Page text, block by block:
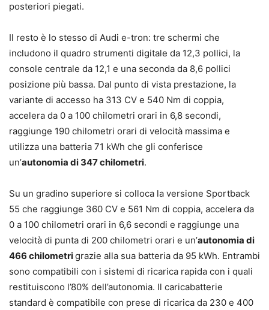
posteriori piegati.
Il resto è lo stesso di Audi e-tron: tre schermi che
includono il quadro strumenti digitale da 12,3 pollici, la
console centrale da 12,1 e una seconda da 8,6 pollici
posizione più bassa. Dal punto di vista prestazione, la
variante di accesso ha 313 CV e 540 Nm di coppia,
accelera da 0 a 100 chilometri orari in 6,8 secondi,
raggiunge 190 chilometri orari di velocità massima e
utilizza una batteria 71 kWh che gli conferisce
un’autonomia di 347 chilometri.
Su un gradino superiore si colloca la versione Sportback
55 che raggiunge 360 CV e 561 Nm di coppia, accelera da
0 a 100 chilometri orari in 6,6 secondi e raggiunge una
velocità di punta di 200 chilometri orari e un’autonomia di
466 chilometrigrazie alla sua batteria da 95 kWh. Entrambi
sono compatibili con i sistemi di ricarica rapida con i quali
restituiscono l’80% dell’autonomia. Il caricabatterie
standard è compatibile con prese di ricarica da 230 e 400